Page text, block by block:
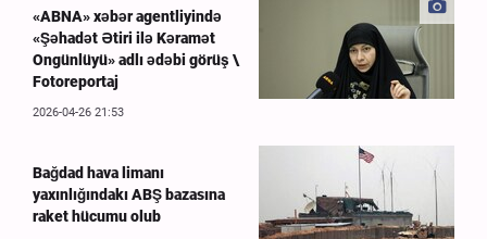
«ABNA» xəbər agentliyində
«Şəhadət Ətiri ilə Kəramət
Ongünlüyü» adlı ədəbi görüş \
Fotoreportaj
2026-04-26 21:53
Bağdad hava limanı
yaxınlığındakı ABŞ bazasına
raket hücumu olub